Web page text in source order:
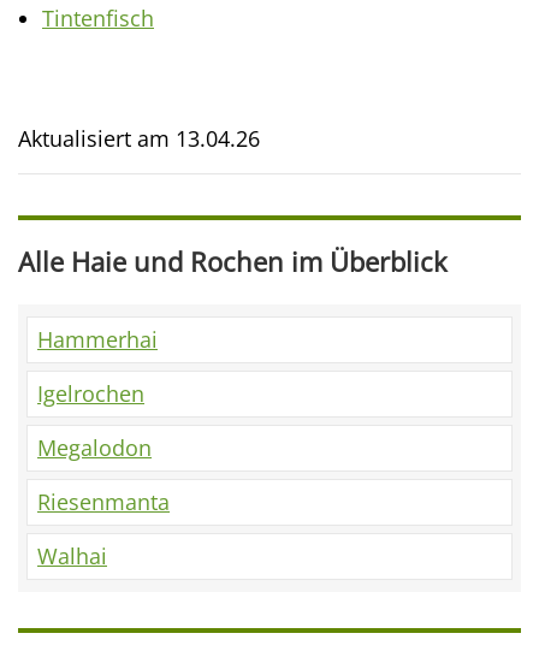
Tintenfisch
Aktualisiert am 13.04.26
Alle Haie und Rochen im Überblick
Hammerhai
Igelrochen
Megalodon
Riesenmanta
Walhai